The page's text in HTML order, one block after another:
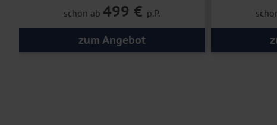
schon ab 499 € p.P.
zum Angebot